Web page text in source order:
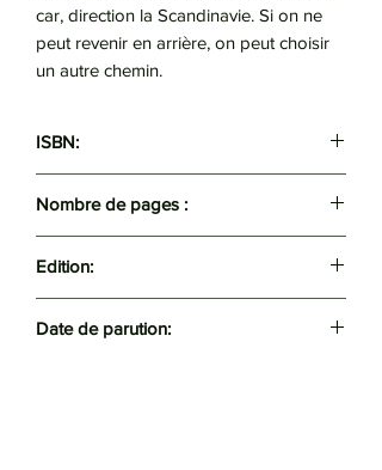
car, direction la Scandinavie. Si on ne
peut revenir en arrière, on peut choisir
un autre chemin.
ISBN:
Nombre de pages :
Edition:
Date de parution: